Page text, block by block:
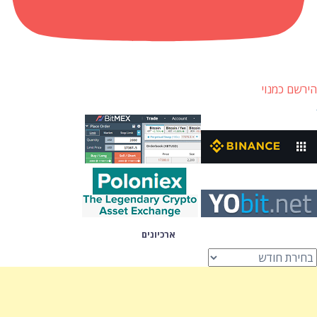
הירשם כמנוי
ארכיונים
ארכיונים